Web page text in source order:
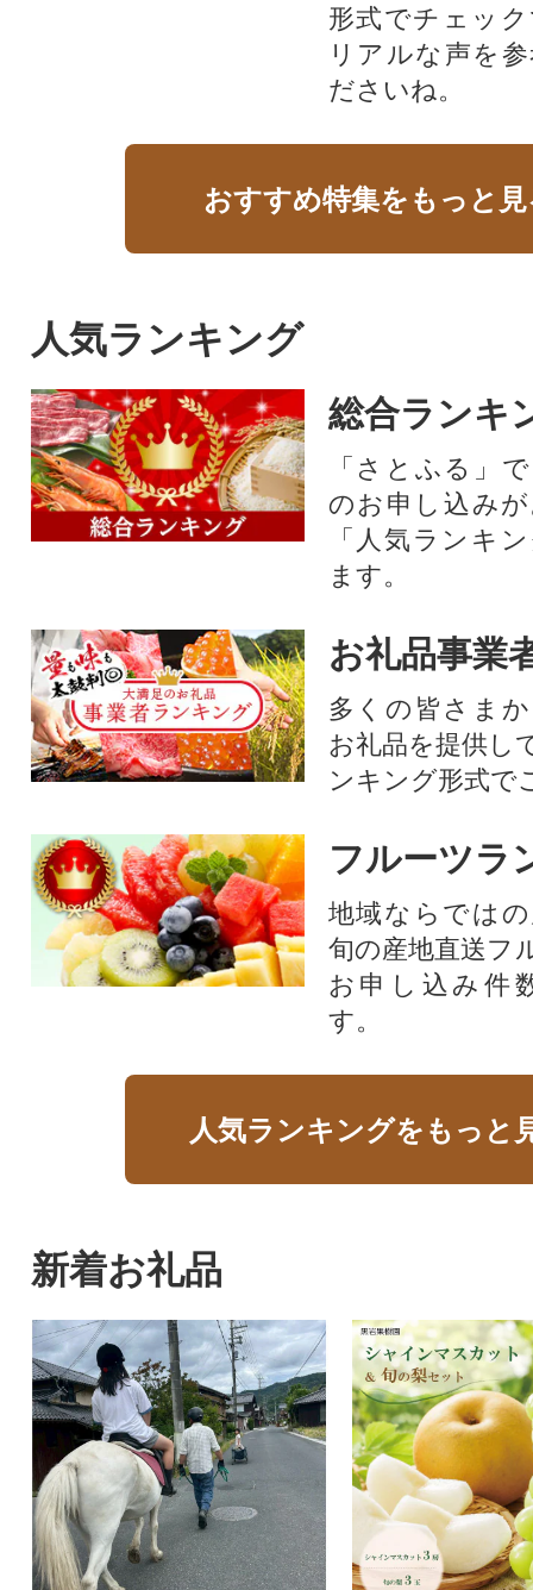
形式でチェッ
リアルな声を
ださいね。
おすすめ特集をもっと
人気ランキング
総合ランキ
「さとふる」
のお申し込み
「人気ランキ
ます。
お礼品事業
多くの皆さま
お礼品を提供し
ンキング形式で
フルーツラ
地域ならでは
旬の産地直送フ
お申し込み件
す。
人気ランキングをもっと
新着お礼品